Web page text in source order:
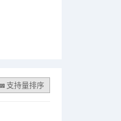
支持量排序